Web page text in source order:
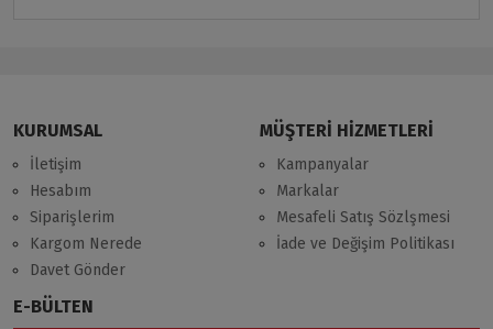
KURUMSAL
İletişim
Hesabım
Siparişlerim
Kargom Nerede
Davet Gönder
MÜŞTERİ HİZMETLERİ
Kampanyalar
Markalar
Mesafeli Satış Sözlşmesi
İade ve Değişim Politikası
E-BÜLTEN